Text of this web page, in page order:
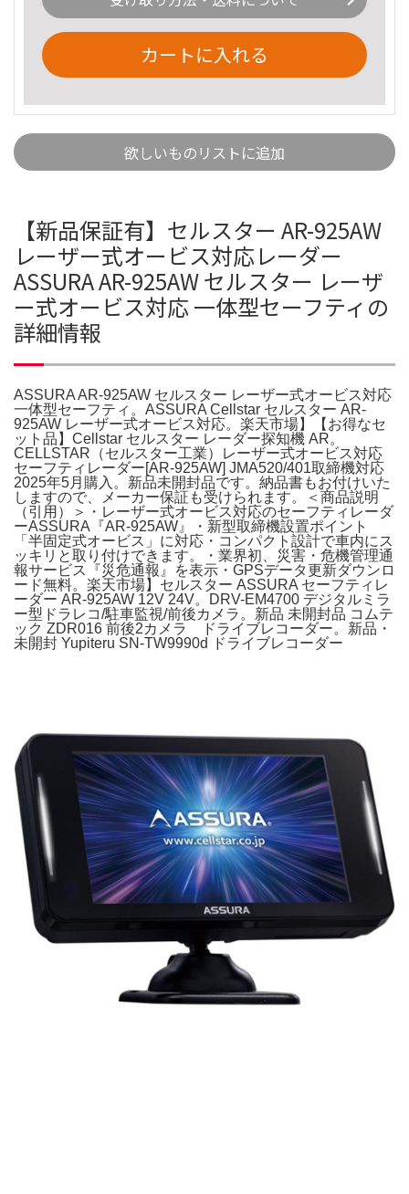
カートに入れる
欲しいものリストに追加
【新品保証有】セルスター AR-925AW
レーザー式オービス対応レーダー
ASSURA AR-925AW セルスター レーザ
ー式オービス対応 一体型セーフティの
詳細情報
ASSURA AR-925AW セルスター レーザー式オービス対応
一体型セーフティ。ASSURA Cellstar セルスター AR-
925AW レーザー式オービス対応。楽天市場】【お得なセ
ット品】Cellstar セルスター レーダー探知機 AR。
CELLSTAR（セルスター工業）レーザー式オービス対応
セーフティレーダー[AR-925AW] JMA520/401取締機対応
2025年5月購入。新品未開封品です。納品書もお付けいた
しますので、メーカー保証も受けられます。＜商品説明
（引用）＞・レーザー式オービス対応のセーフティレーダ
ーASSURA『AR-925AW』・新型取締機設置ポイント
「半固定式オービス」に対応・コンパクト設計で車内にス
ッキリと取り付けできます。・業界初、災害・危機管理通
報サービス『災危通報』を表示・GPSデータ更新ダウンロ
ード無料。楽天市場】セルスター ASSURA セーフティレ
ーダー AR-925AW 12V 24V。DRV-EM4700 デジタルミラ
ー型ドラレコ/駐車監視/前後カメラ。新品 未開封品 コムテ
ック ZDR016 前後2カメラ ドライブレコーダー。新品・
未開封 Yupiteru SN-TW9990d ドライブレコーダー